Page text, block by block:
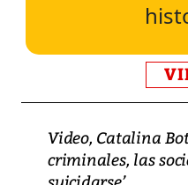
Video, Catalina
criminales, las